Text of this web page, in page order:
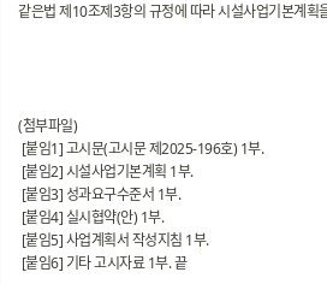
같은법 제10조제3항의 규정에 따라 시설사업기본계획
(첨부파일)
[붙임1] 고시문(고시문 제2025-196호) 1부.
[붙임2] 시설사업기본계획 1부.
[붙임3] 성과요구수준서 1부.
[붙임4] 실시협약(안) 1부.
[붙임5] 사업계획서 작성지침 1부.
[붙임6] 기타 고시자료 1부. 끝